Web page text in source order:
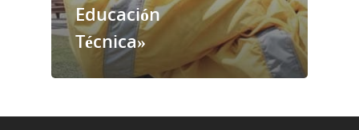
Educación
Técnica»